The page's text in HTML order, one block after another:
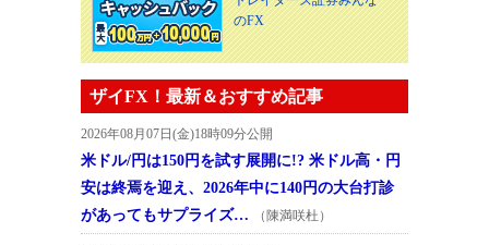
のFX
ザイFX！最新＆おすすめ記事
2026年08月07日(金)18時09分公開
米ドル/円は150円を試す展開に!? 米ドル高・円
安は終焉を迎え、2026年中に140円の大台打診
があってもサプライズ…
（陳満咲杜）